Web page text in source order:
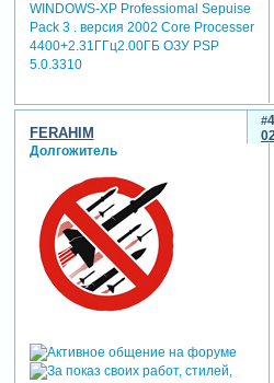
WINDOWS-XP Professiomal Sepuise
Pack 3 . версия 2002 Core Processer
4400+2.31ГГц2.00ГБ ОЗУ PSP
5.0.3310
4
FERAHIM
Долгожитель